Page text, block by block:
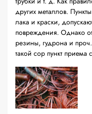
других металлов.
лака и краски,
повреждения. Однако
резины, гудрона и
такой сор пункт приема